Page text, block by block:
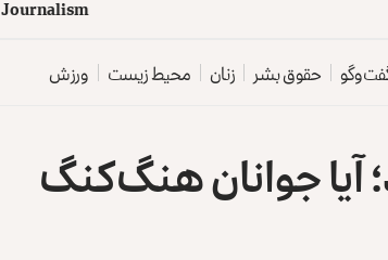
m
s
i
l
a
n
r
u
o
J
Support
حقوق بشر زنان محیط زیست ورزش
آیا جوانان هنگ‌کنگ